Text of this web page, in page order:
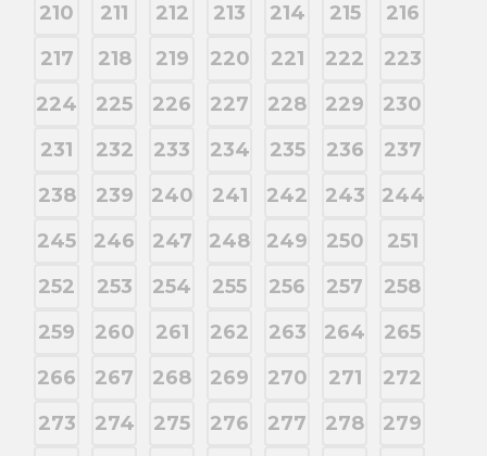
210
211 212 213 214 215
216
217
218 219 220 221 222
223
224
225 226 227 228 229
230
231
232 233 234 235 236
237
238
239 240 241 242 243
244
245
246 247 248 249 250
251
252
253 254 255 256 257
258
259
260 261 262 263 264
265
266
267 268 269 270 271
272
273
274 275 276 277 278
279